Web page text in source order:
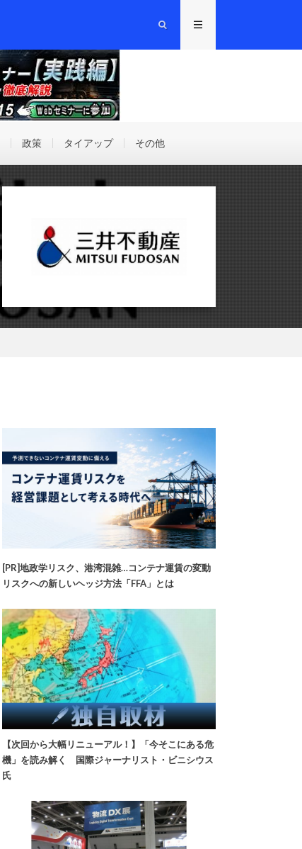
政策 タイアップ その他
[PR]地政学リスク、港湾混雑…コンテナ運賃の変動
リスクへの新しいヘッジ方法「FFA」とは
【次回から大幅リニューアル！】「今そこにある危
機」を読み解く 国際ジャーナリスト・ビニシウス
氏